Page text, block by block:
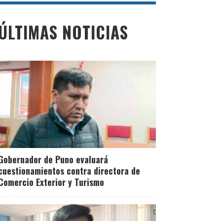
NOTICIAS
de Puno evaluará
contra directora de
Exterior y Turismo